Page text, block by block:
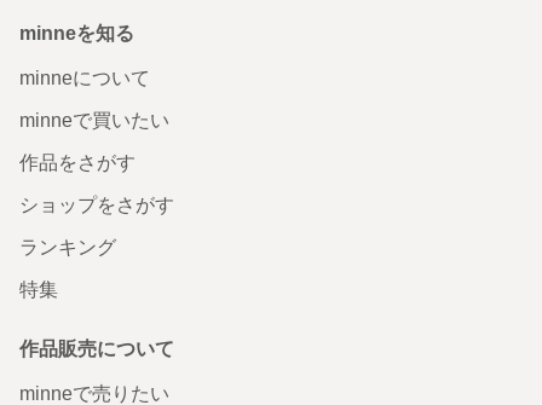
minneを知る
minneについて
minneで買いたい
作品をさがす
ショップをさがす
ランキング
特集
作品販売について
minneで売りたい